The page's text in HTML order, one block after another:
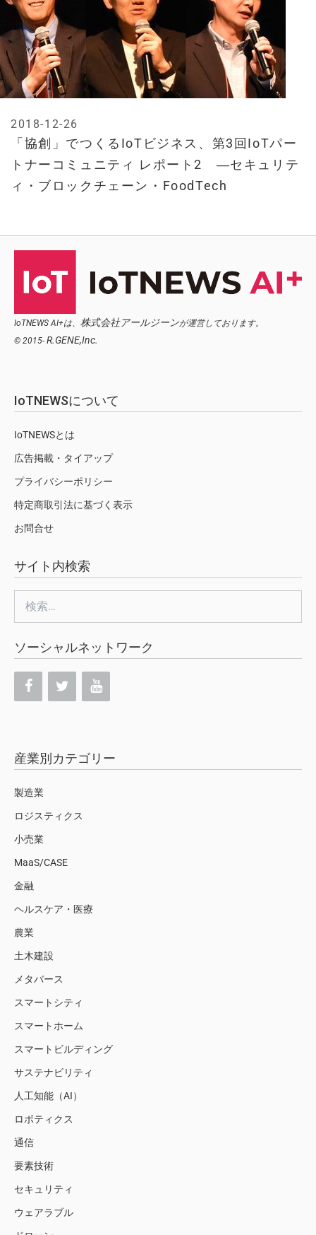
「協創」でつくるIoTビジネス、第3回IoTパー
トナーコミュニティ レポート2 ―セキュリテ
ィ・ブロックチェーン・FoodTech
2018-12-26
IoTNEWS AI+は、 株式会社アールジーンが運営しております。
© 2015- R.GENE,Inc.
IoTNEWSについて
IoTNEWSとは
広告掲載・タイアップ
プライバシーポリシー
特定商取引法に基づく表示
お問合せ
サイト内検索
索:
ソーシャルネットワーク
産業別カテゴリー
製造業
ロジスティクス
小売業
MaaS/CASE
金融
ヘルスケア・医療
農業
土木建設
メタバース
スマートシティ
スマートホーム
スマートビルディング
サステナビリティ
人工知能（AI）
ロボティクス
通信
要素技術
セキュリティ
ウェアラブル